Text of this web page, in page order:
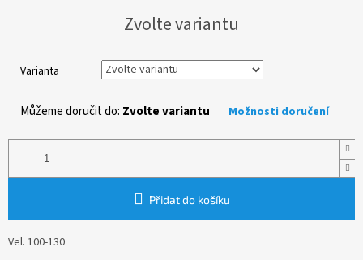
cena:
Zvolte variantu
Varianta
Můžeme doručit do: Zvolte variantu Možnosti doručení
Přidat do košíku
Vel. 100-130